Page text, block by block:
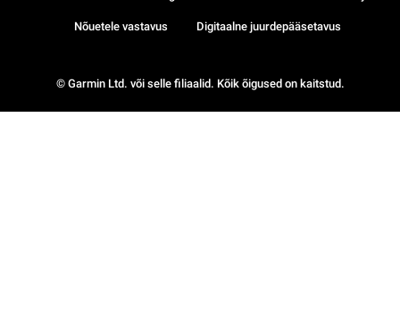
© Garmin Ltd. või selle filiaalid. Kõik õigused on kaitstud.
Nõuetele vastavus Digitaalne juurdepääsetavus